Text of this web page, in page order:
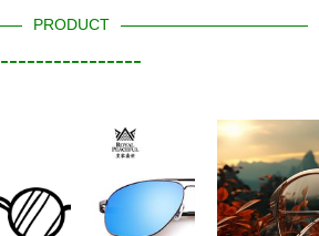
PRODUCT
----------------